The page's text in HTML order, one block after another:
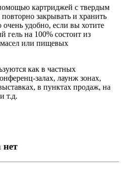
картриджей с твердым
закрывать и хранить
очень удобно, если вы хотите
гель на 100% состоит из
или пищевых
как в частных
залах, лаунж зонах,
в пунктах продаж, на
т.д.